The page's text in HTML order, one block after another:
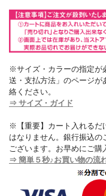
※サイズ・カラーの指定が
送・支払方法」のページが
絡ください。
⇒ サイズ・ガイド
※【重要】カート入れるだ
はなりません。銀行振込
ございます。お早めにご購
⇒ 簡単５秒♪お買い物の流